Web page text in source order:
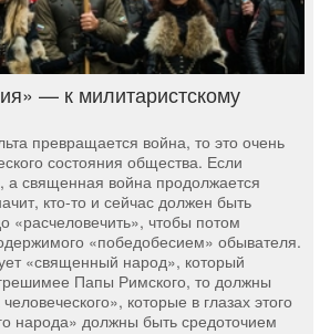
— к милитаристскому
превращается война, то это очень
состояния общества. Если
священная война продолжается
кто-то и сейчас должен быть
«расчеловечить», чтобы потом
«победобесием» обывателя.
«священный народ», который
Папы Римского, то должны
которые в глазах этого
народа» должны быть средоточием